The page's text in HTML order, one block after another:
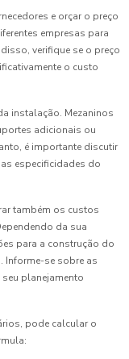
e orçar o preço
empresas para
verifique se o preço
o custo
instalação. Mezaninos
adicionais ou
é importante discutir
especificidades do
também os custos
da sua
para a construção do
Informe-se sobre as
planejamento
pode calcular o